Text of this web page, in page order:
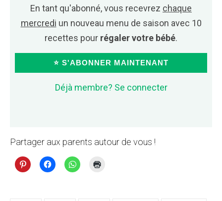
En tant qu'abonné, vous recevrez chaque
mercredi un nouveau menu de saison avec 10
recettes pour régaler votre bébé.
⭐ S'ABONNER MAINTENANT
Déjà membre? Se connecter
Partager aux parents autour de vous !